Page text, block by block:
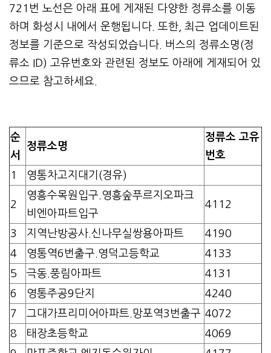
721번 노선은 아래 표에 게재된 다양한 정류소를 이동
하며 화성시 내에서 운행됩니다. 또한, 최근 업데이트된
정보를 기준으로 작성되었습니다. 버스의 정류소명(정
류소 ID) 고유번호와 관련된 정보도 아래에 게재되어 있
으므로 참고하세요.
순
서
정류소명
정류소 고유
번호
1
영통차고지대기(경유)
2
영흥수목원입구.영흥숲푸르지오파크
비엔아파트입구
4112
3 지역난방공사.신나무실쌍용아파트
4190
4
영통역6번출구.영덕고등학교
4133
5
극동.풍림아파트
4131
6
영통주공9단지
4240
7
그대가프리미어아파트.망포역3번출구 4072
8
태장초등학교
4069